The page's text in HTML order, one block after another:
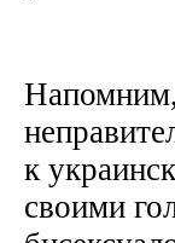
Напомним,
к
своими